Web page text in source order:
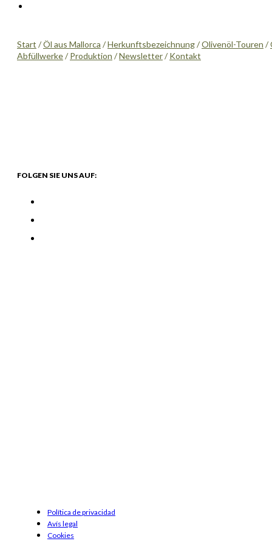
Start /Öl aus Mallorca /Herkunftsbezeichnung/Olivenöl-Touren /
Abfüllwerke/ Produktion /Newsletter/ Kontakt
FOLGEN SIE UNS AUF:
Política de privacidad
Avís legal
Cookies